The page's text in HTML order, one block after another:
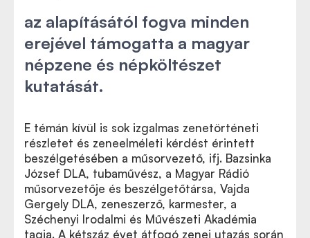
az alapításától fogva minden
erejével támogatta a magyar
népzene és népköltészet
kutatását.
E témán kívül is sok izgalmas zenetörténeti
részletet és zeneelméleti kérdést érintett
beszélgetésében a műsorvezető, ifj. Bazsinka
József DLA, tubaművész, a Magyar Rádió
műsorvezetője és beszélgetőtársa, Vajda
Gergely DLA, zeneszerző, karmester, a
Széchenyi Irodalmi és Művészeti Akadémia
tagja. A kétszáz évet átfogó zenei utazás során